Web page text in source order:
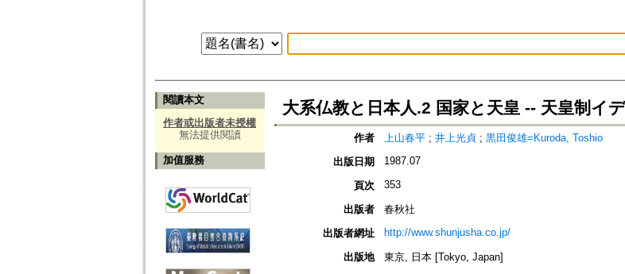
閱讀本文
作者或出版者未授權
無法提供閱讀
加值服務
大系仏教と日本人.2 国家と天皇 -- 天皇制イ
作者 上山春平; 井上光貞; 黒田俊雄=Kuroda, Toshio
出版日期
1987.07
頁次 353
出版者
春秋社
出版者網址
http://www.shunjusha.co.jp/
出版地
東京, 日本 [Tokyo, Japan]